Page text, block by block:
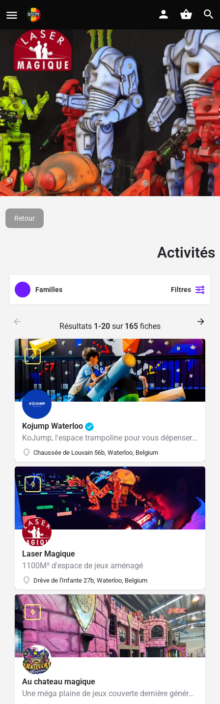
1100M² d'espace de
jeux aménagé
Retour
Activités
Familles Filtres
Résultats 1-20 sur 165 fiches
Kojump Waterloo
KoJump, l'espace trampoline pour vous dépenser en sautant dans tous les sens
Chaussée de Louvain 56b, Waterloo, Belgium
Laser Magique
1100M² d'espace de jeux aménagé
Drève de l'Infante 27b, Waterloo, Belgium
Au chateau magique
Une méga plaine de jeux couverte dernière génération !